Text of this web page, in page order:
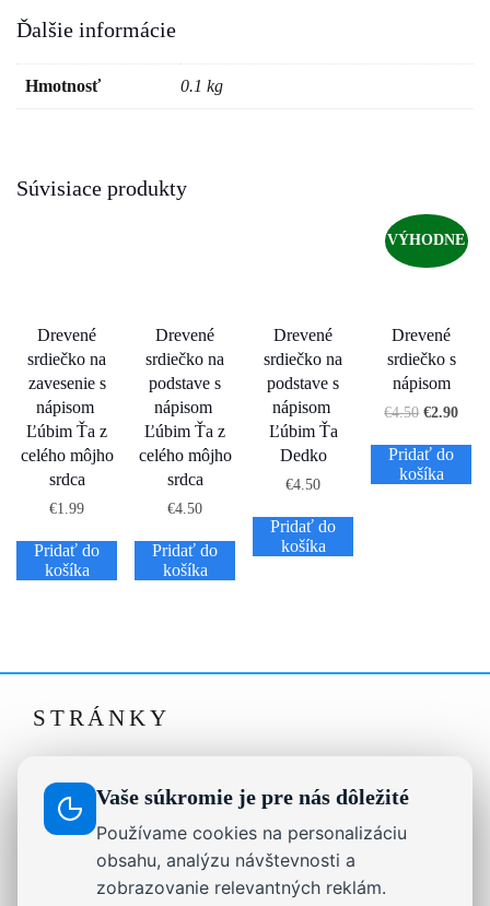
Ďalšie informácie
Hmotnosť 0.1 kg
Súvisiace produkty
Drevené
srdiečko na
zavesenie s
nápisom
Ľúbim Ťa z
celého môjho
srdca
€1.99
Pridať do
košíka
Drevené
srdiečko na
podstave s
nápisom
Ľúbim Ťa z
celého môjho
srdca
€4.50
Pridať do
košíka
Drevené
srdiečko na
podstave s
nápisom
Ľúbim Ťa
Dedko
€4.50
Pridať do
košíka
VÝHODNE
Drevené
srdiečko s
nápisom
€4.50 €2.90
Pridať do
košíka
STRÁNKY
Ausis.sk
Formulár na odstúpenie od zmluvy
On-line chat
Reklamačný poriadok
Vaše súkromie je pre nás dôležité
Používame cookies na personalizáciu
obsahu, analýzu návštevnosti a
zobrazovanie relevantných reklám.